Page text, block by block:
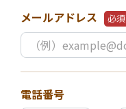
メールアドレス 必須
電話番号